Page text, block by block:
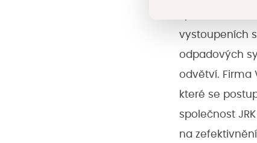
vystoupeních
odpadových
odvětví. Firma
které se
společnost
na